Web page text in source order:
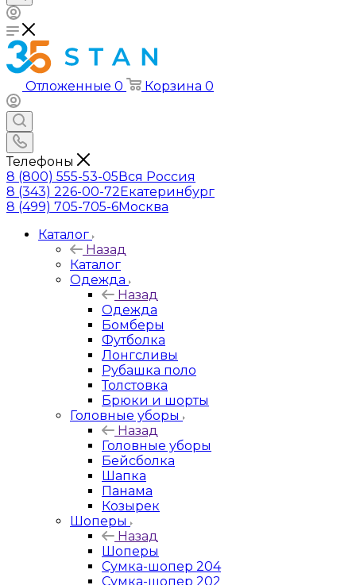
Отложенные 0 Корзина 0
Телефоны
8 (800) 555-53-05Вся Россия
8 (343) 226-00-72Екатеринбург
8 (499) 705-705-6Москва
Каталог
Назад
Каталог
Одежда
Назад
Одежда
Бомберы
Футболка
Лонгсливы
Рубашка поло
Толстовка
Брюки и шорты
Головные уборы
Назад
Головные уборы
Бейсболка
Шапка
Панама
Козырек
Шоперы
Назад
Шоперы
Сумка-шопер 204
Сумка-шопер 202